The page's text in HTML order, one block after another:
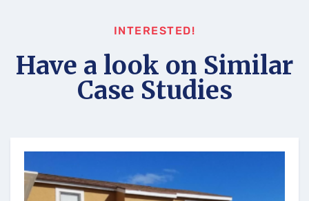
INTERESTED!
Have a look on Similar
Case Studies